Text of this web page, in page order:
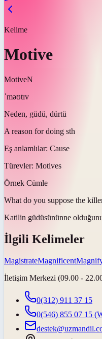
Kelime
Motive
MotiveN
ˈməʊtɪv
Neden, güdü, dürtü
A reason for doing sth
Eş anlamlılar: Cause
Türevler: Motives
Örnek Cümle
What do you suppose the
Katilin güdüsününne
İlgili Kelimeler
MagistrateMagnificent
İletişim Merkezi (09.00 -
0(312) 911 37 15
0(546) 855 07 15